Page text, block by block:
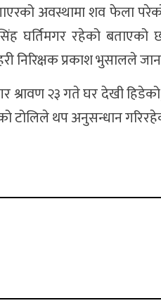
अवस्थामा शव फेला
घर्तिमगर रहेको बताएको
निरिक्षक प्रकाश भुसालले
श्रावण २३ गते घर देखी
टोलिले थप अनुसन्धान